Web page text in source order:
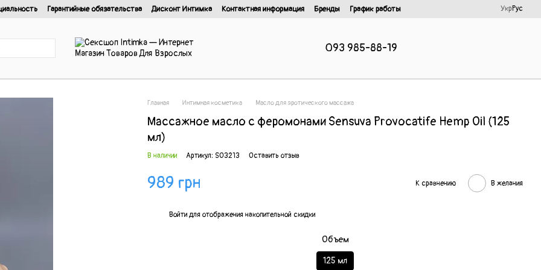
Гарантийные обязательства Дисконт Интимка Контактная информация Бренды
График работы
УкрРус
093 985-88-19
Главная Интимная косметика Масло для эротического массажа
Массажное масло с феромонами Sensuva Provocatife Hemp Oil (125
мл)
В наличии Артикул: SO3213 Оставить отзыв
989 грн К сравнению В желания
Войти для отображения накопительной скидки
Объем
125 мл